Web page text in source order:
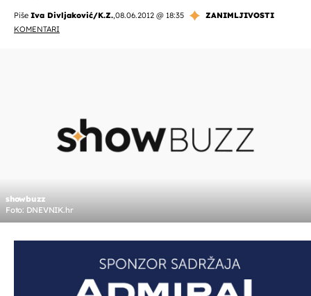
Piše Iva Divljaković/K.Z.,08.06.2012 @ 18:35
ZANIMLJIVOSTI
KOMENTARI
showbuzz
Foto: DNEVNIK.hr